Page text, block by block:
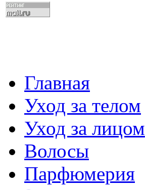
Главная
Уход за телом
Уход за лицом
Волосы
Парфюмерия